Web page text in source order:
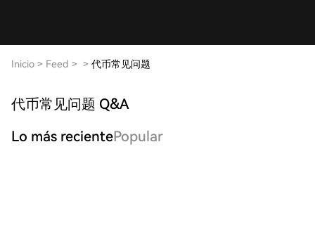
Inicio > Feed > > 代币常见问题
代币常见问题 Q&A
Lo más recientePopular